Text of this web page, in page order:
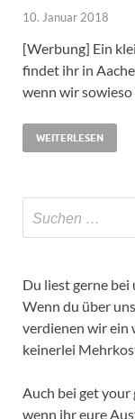
10. Januar 2018
[Werbung] Ein
findet ihr in
wenn wir sowieso
WEITERLESEN
Du liest gerne
Wenn du über
verdienen wir ein
keinerlei
Auch bei get your
wenn ihr eure